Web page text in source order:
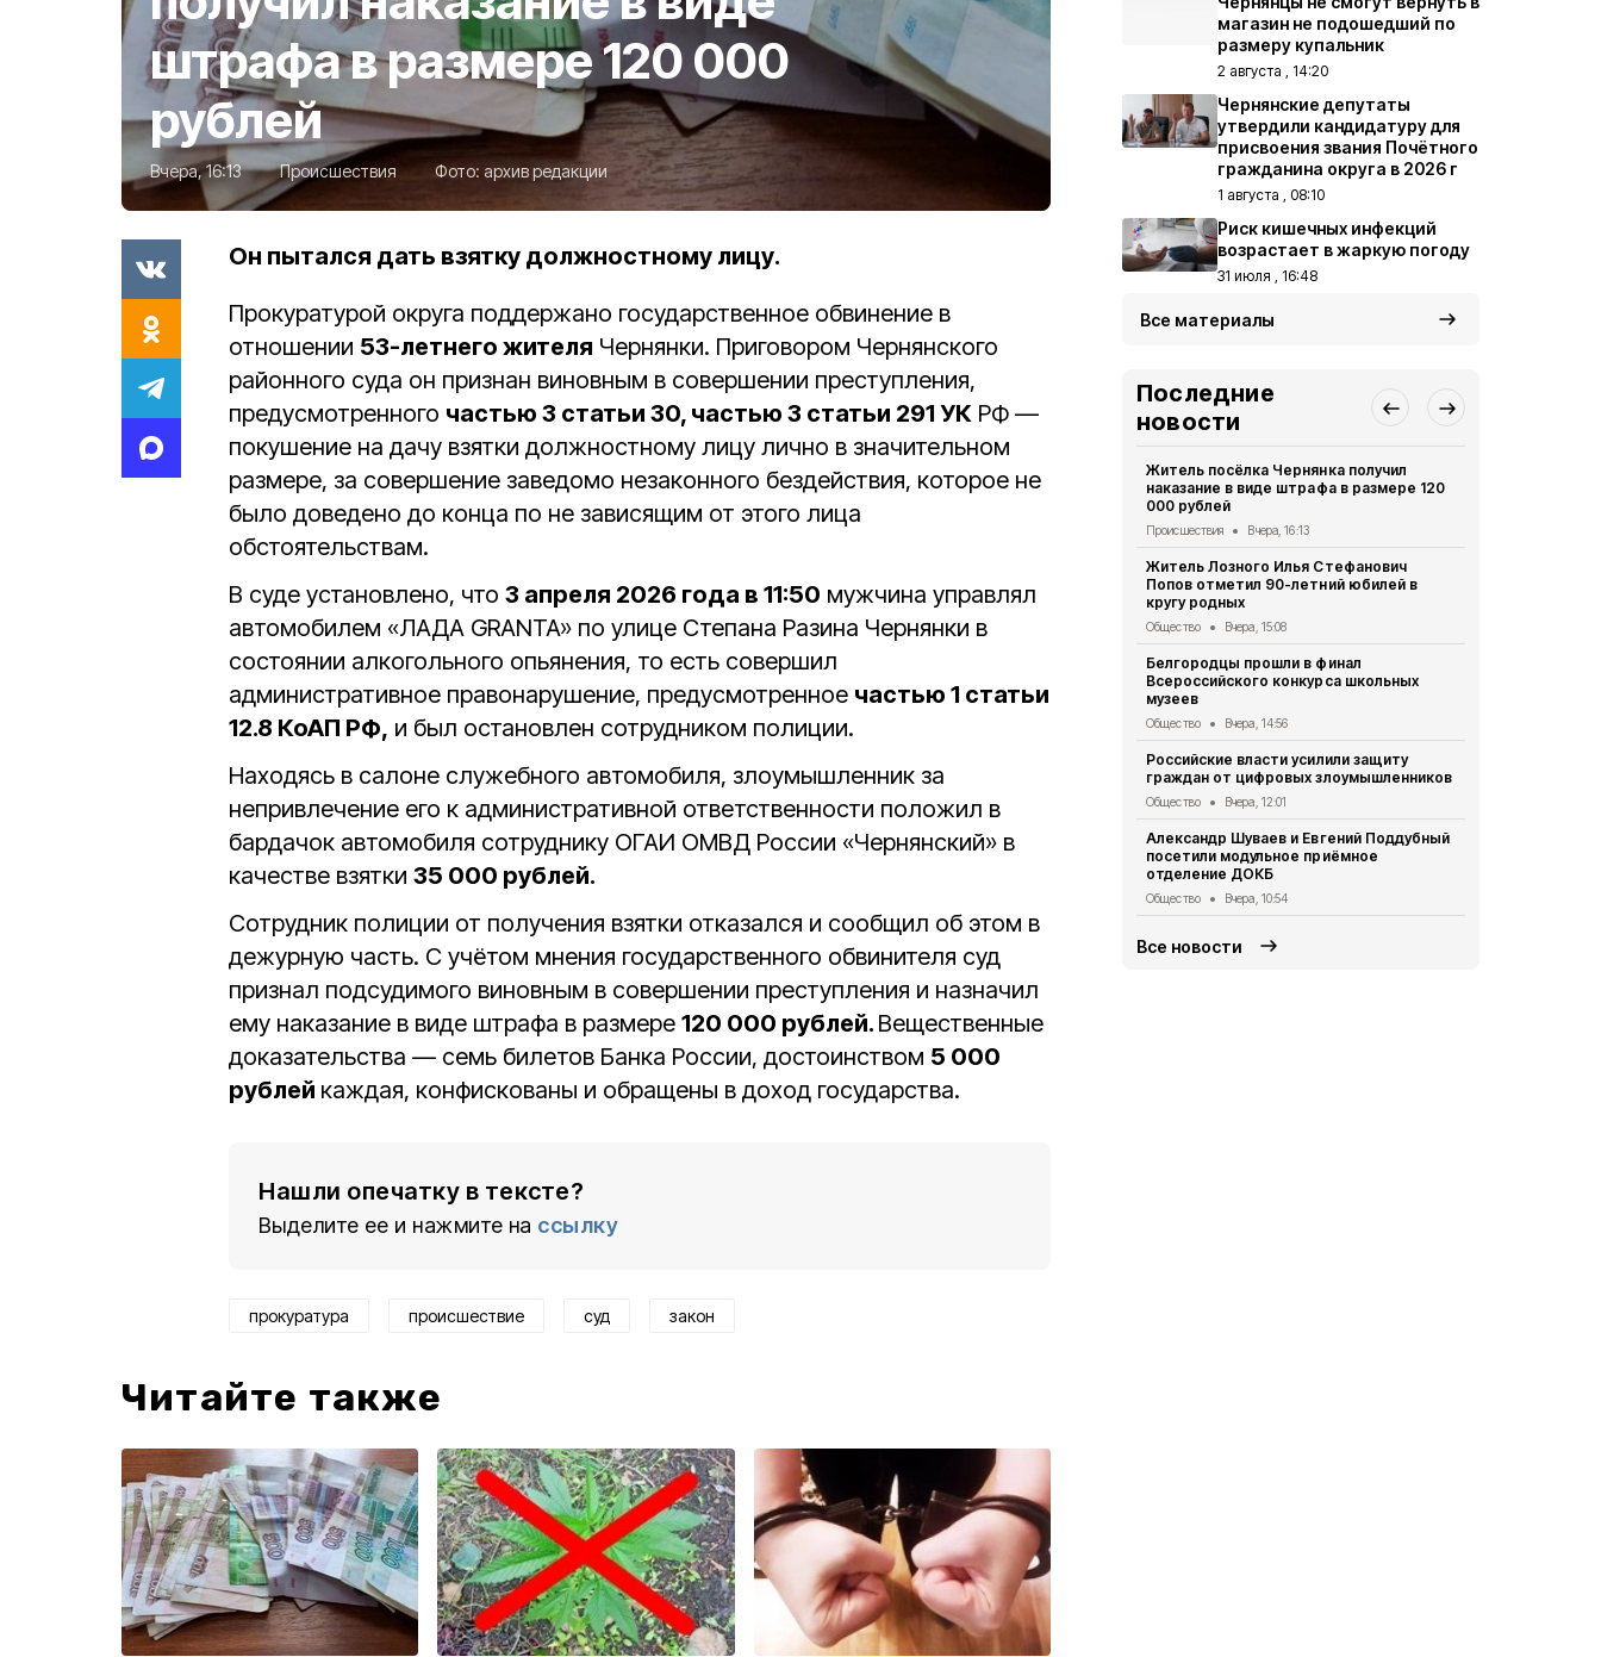
штрафа в размере 120 000
рублей
Вчера, 16:13 Происшествия Фото: архив редакции
Он пытался дать взятку должностному лицу.
Прокуратурой округа поддержано государственное обвинение в
отношении 53-летнего жителя Чернянки. Приговором Чернянского
районного суда он признан виновным в совершении преступления,
предусмотренного частью 3 статьи 30, частью 3 статьи 291 УК РФ —
покушение на дачу взятки должностному лицу лично в значительном
размере, за совершение заведомо незаконного бездействия, которое не
было доведено до конца по не зависящим от этого лица
обстоятельствам.
В суде установлено, что 3 апреля 2026 года в 11:50 мужчина управлял
автомобилем «ЛАДА GRANTA» по улице Степана Разина Чернянки в
состоянии алкогольного опьянения, то есть совершил
административное правонарушение, предусмотренное частью 1 статьи
12.8 КоАП РФ, и был остановлен сотрудником полиции.
Находясь в салоне служебного автомобиля, злоумышленник за
непривлечение его к административной ответственности положил в
бардачок автомобиля сотруднику ОГАИ ОМВД России «Чернянский» в
качестве взятки 35 000 рублей.
Сотрудник полиции от получения взятки отказался и сообщил об этом в
дежурную часть. С учётом мнения государственного обвинителя суд
признал подсудимого виновным в совершении преступления и назначил
ему наказание в виде штрафа в размере 120 000 рублей. Вещественные
доказательства — семь билетов Банка России, достоинством 5 000
рублей каждая, конфискованы и обращены в доход государства.
Нашли опечатку в тексте?
Выделите ее и нажмите на ссылку
прокуратура происшествие суд закон
Читайте также
магазин не подошедший по
размеру купальник
2 августа , 14:20
Чернянские депутаты
утвердили кандидатуру для
присвоения звания Почётного
гражданина округа в 2026 г
1 августа , 08:10
Риск кишечных инфекций
возрастает в жаркую погоду
31 июля , 16:48
Все материалы
Последние
новости
Житель посёлка Чернянка получил
наказание в виде штрафа в размере 120
000 рублей
Происшествия Вчера, 16:13
Житель Лозного Илья Стефанович
Попов отметил 90-летний юбилей в
кругу родных
Общество Вчера, 15:08
Белгородцы прошли в финал
Всероссийского конкурса школьных
музеев
Общество Вчера, 14:56
Российские власти усилили защиту
граждан от цифровых злоумышленников
Общество Вчера, 12:01
Александр Шуваев и Евгений Поддубный
посетили модульное приёмное
отделение ДОКБ
Общество Вчера, 10:54
Все новости